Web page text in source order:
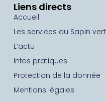
Liens directs
Accueil
Les services au Sapin vert
L’actu
Infos pratiques
Protection de la donnée
Mentions légales